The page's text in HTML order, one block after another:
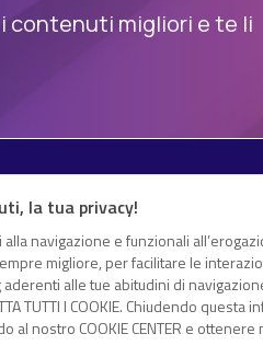
contenuti migliori e te li
Un vero e proprio “knowledge
gli argomenti di tuo
webinar.
- Codice fiscale e Partita
Cookie
la tua privacy!
navigazione e funzionali
migliore, per facilitare le
alle tue abitudini di
TUTTI I COOKIE. Chiudendo questa
nostro COOKIE CENTER e